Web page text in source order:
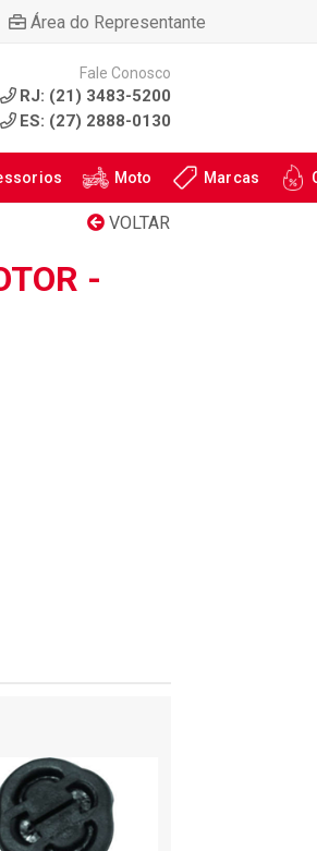
Área do Representante
Fale Conosco
RJ: (21) 3483-5200
ES: (27) 2888-0130
Moto Marcas
VOLTAR
-